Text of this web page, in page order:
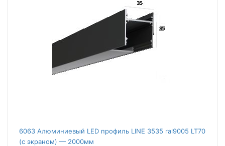
6063 Алюминиевый LED профиль LINE 3535 ral9005 LT70
(с экраном) — 2000мм